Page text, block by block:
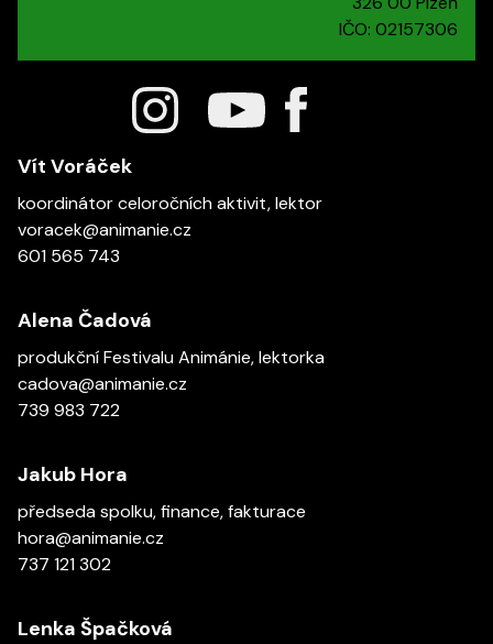
IČO: 02157306
Vít Voráček
koordinátor celoročních aktivit, lektor
voracek@animanie.cz
601 565 743
Alena Čadová
produkční Festivalu Animánie, lektorka
cadova@animanie.cz
739 983 722
Jakub Hora
předseda spolku, finance, fakturace
hora@animanie.cz
737 121 302
Lenka Špačková